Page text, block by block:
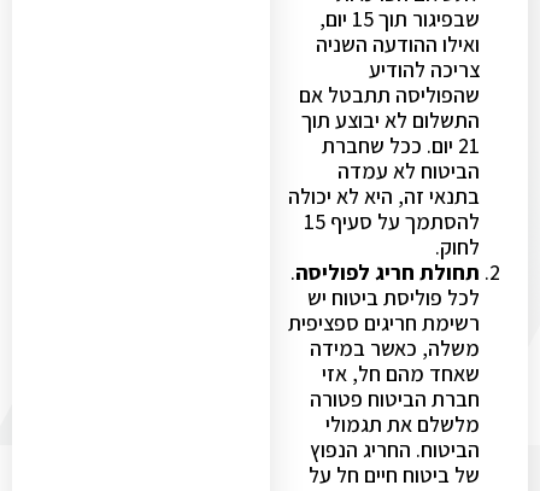
שבפיגור תוך 15 יום,
ואילו ההודעה השניה
צריכה להודיע
שהפוליסה תתבטל אם
התשלום לא יבוצע תוך
21 יום. ככל שחברת
הביטוח לא עמדה
בתנאי זה, היא לא יכולה
להסתמך על סעיף 15
לחוק.
תחולת חריג לפוליסה.
לכל פוליסת ביטוח יש
רשימת חריגים ספציפית
משלה, כאשר במידה
שאחד מהם חל, אזי
חברת הביטוח פטורה
מלשלם את תגמולי
הביטוח. החריג הנפוץ
של ביטוח חיים חל על